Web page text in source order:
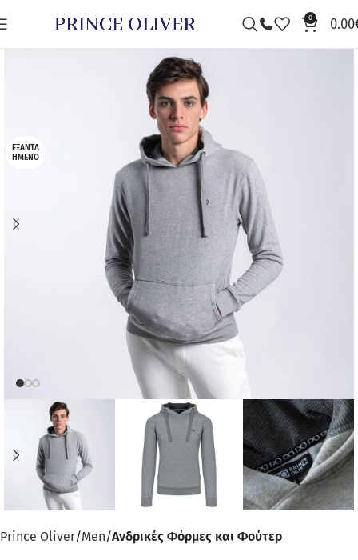
0 0.00
ΕΞΑΝΤΛ
ΗΜΈΝΟ
Prince Oliver Men Ανδρικές Φόρμες και Φούτερ